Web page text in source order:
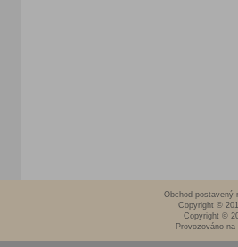
Obchod postavený
Copyright ©
Copyright ©
Provozováno